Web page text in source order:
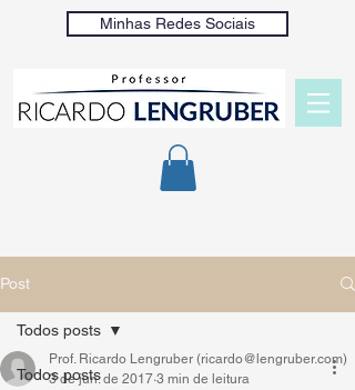
Minhas Redes Sociais
Post
Todos posts
Todos posts
Prof. Ricardo Lengruber (ricardo@lengruber.com)
3 de jun. de 2017 3 min de leitura